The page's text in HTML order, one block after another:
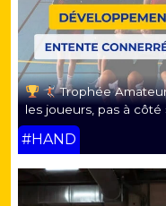
Trophée
les joueurs, pas à côté
#HAND